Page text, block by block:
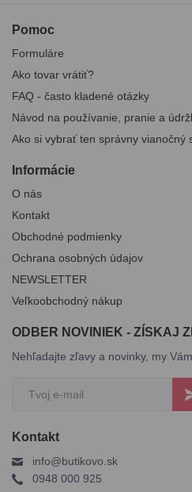
Pomoc
Formuláre
Ako tovar vrátiť?
FAQ - často kladené otázky
Návod na používanie, pranie a
Ako si vybrať ten správny vianočný
Informácie
O nás
Kontakt
Obchodné podmienky
Ochrana osobných údajov
NEWSLETTER
Veľkoobchodný nákup
ODBER NOVINIEK - ZÍSKAJ
Nehľadajte zľavy a novinky, my
Kontakt
info@butikovo.sk
0948 000 925